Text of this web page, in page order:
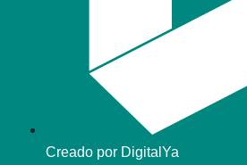
Creado por DigitalYa